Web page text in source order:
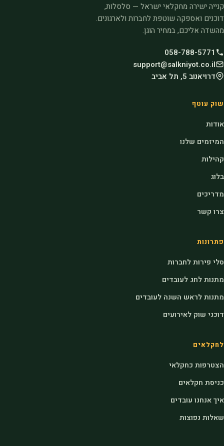
קנייה ישירה מחקלאי ישראל — סלסלות,
דוכנים ואספקה שוטפת לחברות ולארגונים.
מהשדה אליכם, במחיר הוגן.
058-788-5771
support@salkniyot.co.il
דרויאנוב 5, תל אביב
שוק עוטף
אודות
המיזמים שלנו
קהילות
בלוג
מדריכים
צרו קשר
פתרונות
סלי פירות לחברות
מתנות לחג לעובדים
מתנות לראש השנה לעובדים
דוכני שוק לאירועים
לחקלאים
הצטרפות כחקלאי
כניסת חקלאים
איך אנחנו עובדים
שאלות נפוצות